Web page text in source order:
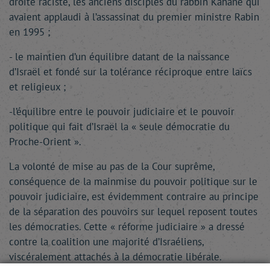
avaient applaudi à l’assassinat du premier ministre Rabin
en 1995 ;
- le maintien d’un équilibre datant de la naissance
d’Israël et fondé sur la tolérance réciproque entre laïcs
et religieux ;
-l’équilibre entre le pouvoir judiciaire et le pouvoir
politique qui fait d’Israël la « seule démocratie du
Proche-Orient ».
La volonté de mise au pas de la Cour suprême,
conséquence de la mainmise du pouvoir politique sur le
pouvoir judiciaire, est évidemment contraire au principe
de la séparation des pouvoirs sur lequel reposent toutes
les démocraties. Cette « réforme judiciaire » a dressé
contre la coalition une majorité d’Israéliens,
viscéralement attachés à la démocratie libérale.